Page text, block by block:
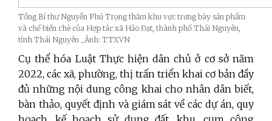
Tổng Bí thư Nguyễn Phú Trọng thăm khu vực trưng bày sản phẩm
và chế biến chè của Hợp tác xã Hảo Đạt, thành phố Thái Nguyên,
tỉnh Thái Nguyên _Ảnh: TTXVN
Cụ thể hóa Luật Thực hiện dân chủ ở cơ sở năm
2022, các xã, phường, thị trấn triển khai cơ bản đầy
đủ những nội dung công khai cho nhân dân biết,
bàn thảo, quyết định và giám sát về các dự án, quy